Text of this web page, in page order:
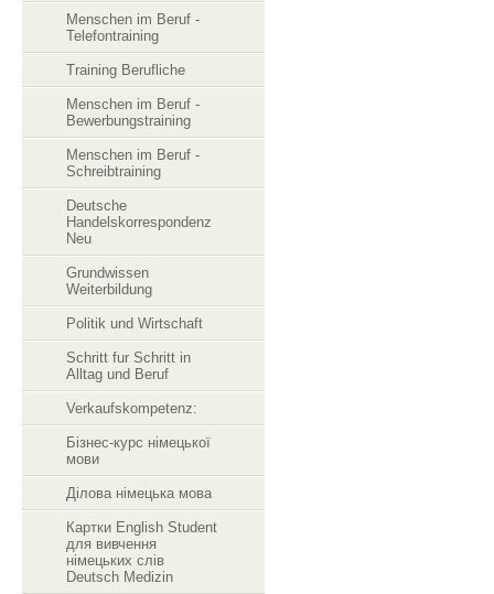
Menschen im Beruf -
Telefontraining
Training Berufliche
Menschen im Beruf -
Bewerbungstraining
Menschen im Beruf -
Schreibtraining
Deutsche
Handelskorrespondenz
Neu
Grundwissen
Weiterbildung
Politik und Wirtschaft
Schritt fur Schritt in
Alltag und Beruf
Verkaufskompetenz:
Бізнес-курс німецької
мови
Ділова німецька мова
Картки English Student
для вивчення
німецьких слів
Deutsch Medizin